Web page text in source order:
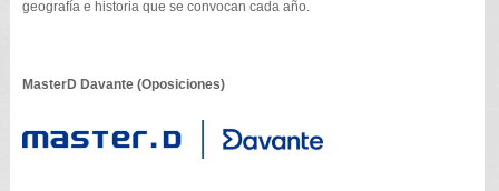
geografía e historia que se convocan cada año.
MasterD Davante (Oposiciones)